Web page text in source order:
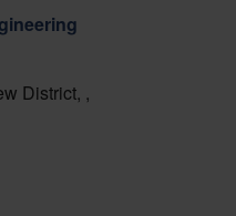
District, ,